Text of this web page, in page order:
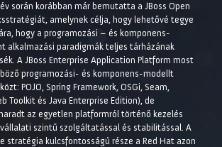
során korábban már bemutatta a JBoss Open
amelynek célja, hogy lehetővé tegye
hogy a programozási – és komponens-
alkalmazási paradigmák teljes tárházának
A JBoss Enterprise Application Platform most
programozási- és komponens-modellt
POJO, Spring Framework, OSGi, Seam,
Toolkit és Java Enterprise Edition), de
az egyetlen platformról történő kezelés
szintű szolgáltatással és stabilitással. A
stratégia kulcsfontosságú része a Red Hat azon